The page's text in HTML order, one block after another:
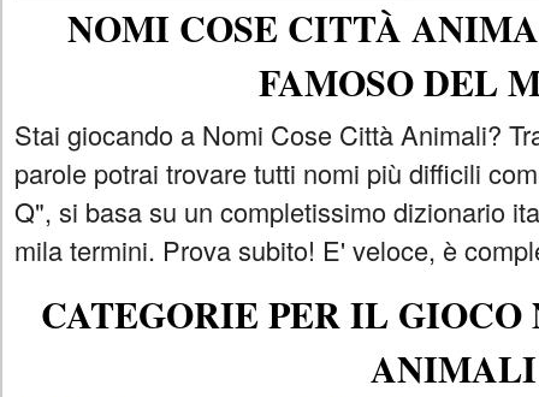
NOMI COSE CITTÀ
FAMOSO DEL
Stai giocando a Nomi Cose Città Animali?
parole potrai trovare tutti nomi più difficili
Q", si basa su un completissimo dizionario
mila termini. Prova subito! E' veloce, è
CATEGORIE PER IL
ANIMALI